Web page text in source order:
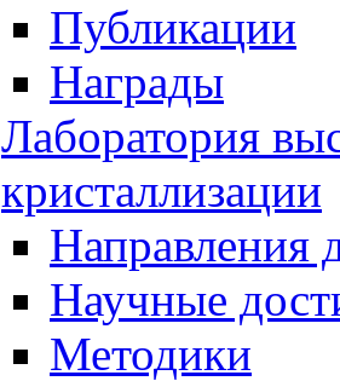
Публикации
Награды
Лаборатория
кристаллизации
Направления
Научные
Методики